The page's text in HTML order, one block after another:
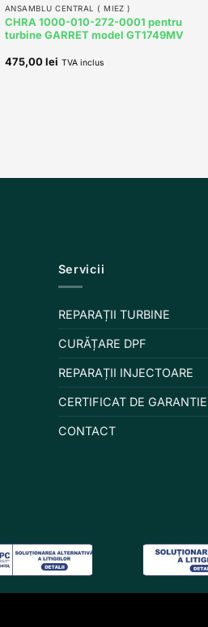
ANSAMBLU CENTRAL ( MIEZ )
CHRA 1000-010-272-0001 pentru
turbine GARRET model GT1749MV
475,00lei TVA inclus
Servicii
REPARAȚII TURBINE
CURĂȚARE DPF
REPARAȚII INJECTOARE
CERTIFICAT DE GARANTIE
CONTACT